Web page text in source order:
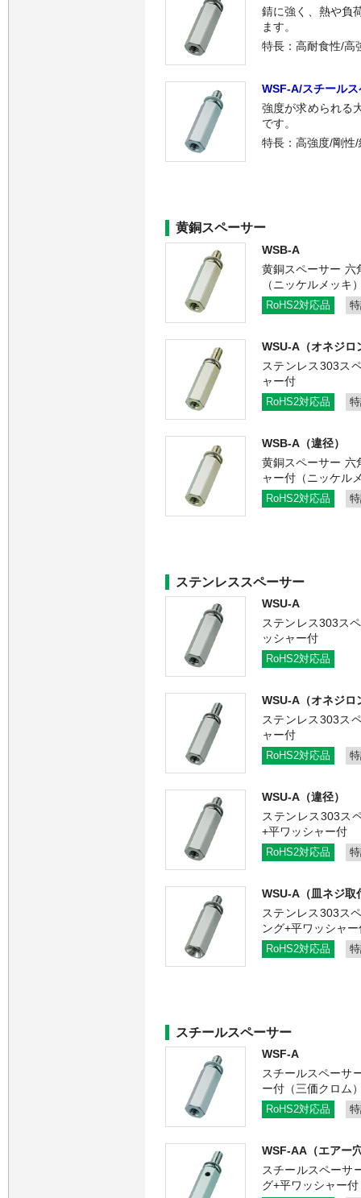
錆に強く、熱や負
ます。
特長：高耐食性/高
WSF-A/スチール
強度が求められる
です。
特長：高強度/剛性
黄銅スペーサー
WSB-A
黄銅スペーサー 六
（ニッケルメッキ
RoHS2対応品
WSU-A（オネジロ
ステンレス303ス
ャー付
RoHS2対応品
WSB-A（違径）
黄銅スペーサー
ャー付（ニッケル
RoHS2対応品
ステンレススペーサー
WSU-A
ステンレス303ス
ッシャー付
RoHS2対応品
WSU-A（オネジロ
ステンレス303ス
ャー付
RoHS2対応品
WSU-A（違径）
ステンレス303ス
+平ワッシャー付
RoHS2対応品
WSU-A（皿ネジ取
ステンレス303ス
ング+平ワッシャー
RoHS2対応品
スチールスペーサー
WSF-A
スチールスペーサ
ー付（三価クロム
RoHS2対応品
WSF-AA（エアー
スチールスペーサ
グ+平ワッシャー